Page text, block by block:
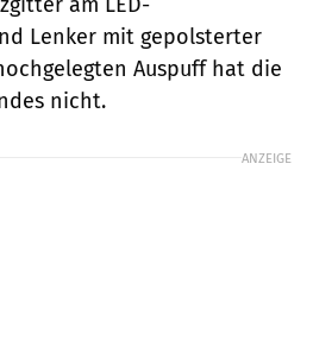
Lenker mit gepolsterter
Auspuff hat die
nicht.
ANZEIGE